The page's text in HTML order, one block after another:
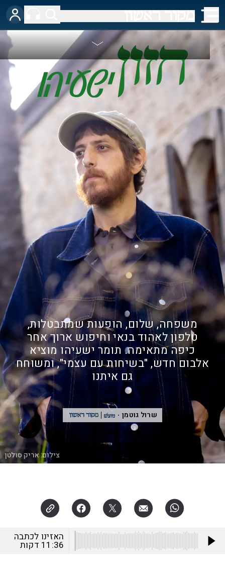
צילום:אריק סולטן
משפחה, שלום, הופעות שמתבטלות,
טלפון לאהוד בנאי וחיפוש ארוך אחר
כיפה מתאימה. תומר ישעיהו מוציא
אלבום חדש, "בשיחות עם עצמי", ומשוחח
גם איתנו
שרול גוטמן
האזינו לכתבה
11:36 דקות